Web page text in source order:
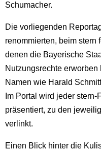
Schumacher.
Die vorliegenden
renommierten, beim stern
denen die Bayerische
Nutzungsrechte
Namen wie Harald
Im Portal wird jeder
präsentiert, zu den
verlinkt.
Einen Blick hinter die